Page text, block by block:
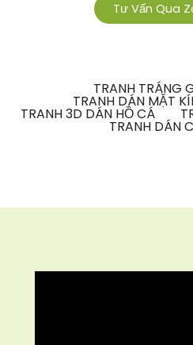
Tư Vấn Qua
TRANH TRÁNG
TRANH DÁN MẶT
TRANH 3D DÁN HỒ CÁ
TRANH DÁN